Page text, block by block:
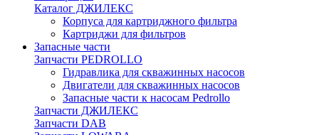
Каталог ДЖИЛЕКС
Корпуса для картриджного фильтра
Картриджи для фильтров
Запасные части
Запчасти PEDROLLO
Гидравлика для скважинных насосов
Двигатели для скважинных насосов
Запасные части к насосам Pedrollo
Запчасти ДЖИЛЕКС
Запчасти DAB